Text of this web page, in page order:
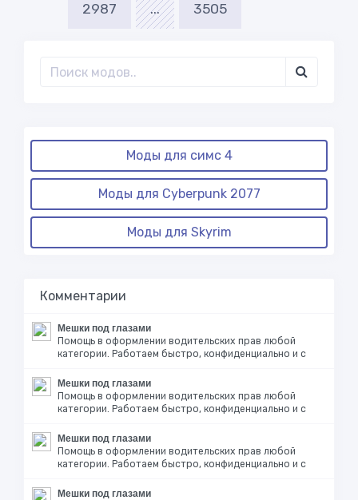
2987 ... 3505
Моды для симс 4
Моды для Cyberpunk 2077
Моды для Skyrim
Комментарии
Мешки под глазами
Помощь в оформлении водительских прав любой
категории. Работаем быстро, конфиденциально и с
Мешки под глазами
Помощь в оформлении водительских прав любой
категории. Работаем быстро, конфиденциально и с
Мешки под глазами
Помощь в оформлении водительских прав любой
категории. Работаем быстро, конфиденциально и с
Мешки под глазами